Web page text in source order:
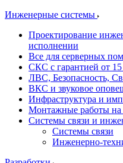
Инженерные системы
Проектирование
исполнении
Все для серверных
СКС с гарантией от 15
ЛВС, Безопасность,
ВКС и звуковое
Инфраструктура и
Монтажные работы
Системы связи и
Системы связи
Инженерно-